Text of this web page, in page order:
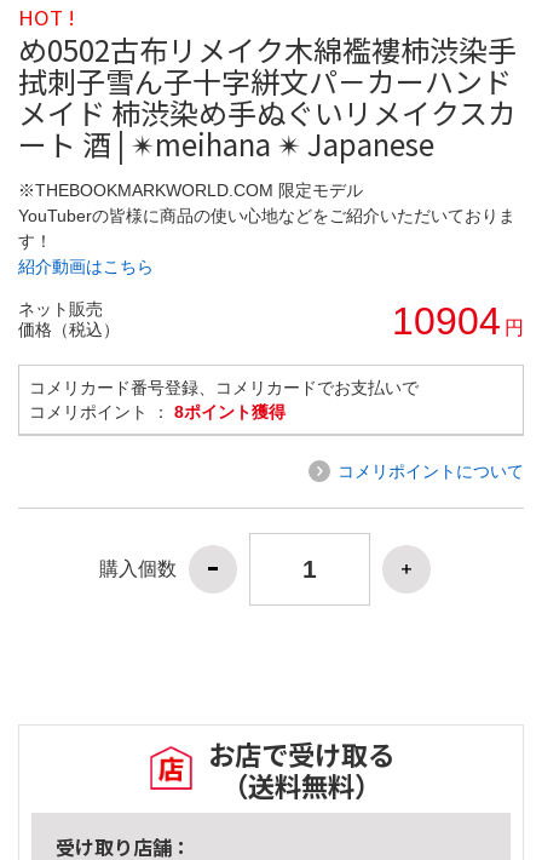
HOT !
め0502古布リメイク木綿襤褸柿渋染手
拭刺子雪ん子十字絣文パ－カーハンド
メイド 柿渋染め手ぬぐいリメイクスカ
ート 酒 | ✴︎meihana ✴︎ Japanese
※THEBOOKMARKWORLD.COM 限定モデル
YouTuberの皆様に商品の使い心地などをご紹介いただいておりま
す！
紹介動画はこちら
ネット販売
価格（税込）
10904 円
コメリカード番号登録、コメリカードでお支払いで
コメリポイント ： 8ポイント獲得
コメリポイントについて
購入個数
お店で受け取る
（送料無料）
受け取り店舗：